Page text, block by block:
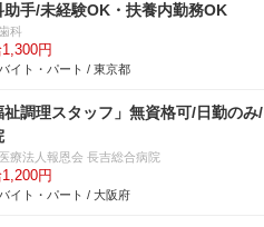
助手/未経験OK・扶養内勤務OK
科
円
イト・パート / 東京都
祉調理スタッフ」無資格可/日勤のみ/
療法人報恩会 長吉総合病院
円
イト・パート / 大阪府